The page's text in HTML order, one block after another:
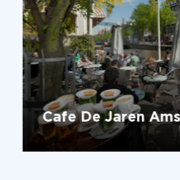
Cafe De Jaren